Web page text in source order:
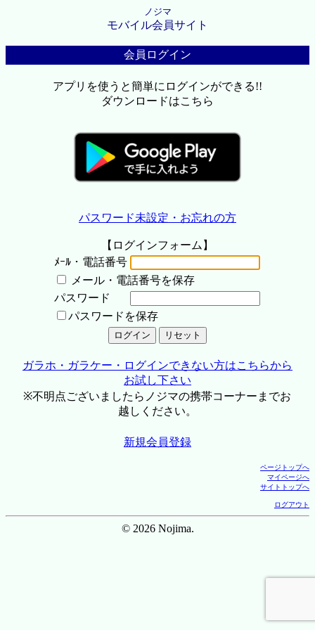
ノジマ
モバイル会員サイト
会員ログイン
アプリを使うと簡単にログインができる!!
ダウンロードはこちら
パスワード未設定・お忘れの方
【ログインフォーム】
ﾒｰﾙ・電話番号
メール・電話番号を保存
パスワード
パスワードを保存
ガラホ・ガラケー・ログインできない方はこちらから
お試し下さい
※不明点ございましたらノジマの携帯コーナーまでお
越しください。
新規会員登録
ページトップへ
マイページへ
サイトトップへ
ログアウト
© 2026 Nojima.